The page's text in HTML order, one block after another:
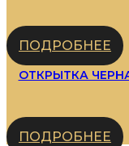
ПОДРОБНЕЕ
ОТКРЫТКА
ПОДРОБНЕЕ